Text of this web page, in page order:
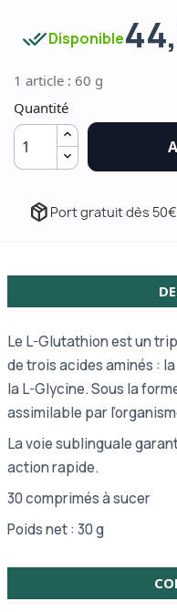
done_allDisponible
1 article : 60 g
Quantité
package_2 Port gratuit dès
Le L-Glutathion est un
de trois acides aminés :
la L-Glycine. Sous la
assimilable par
La voie sublinguale
action rapide.
30 comprimés à sucer
Poids net : 30 g